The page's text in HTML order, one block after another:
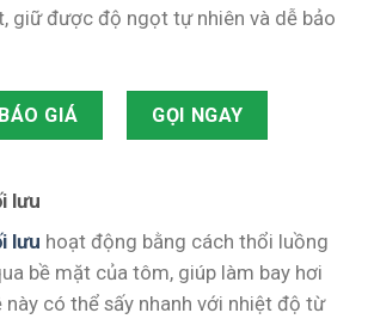
giữ được độ ngọt tự nhiên và dễ bảo
GIÁ GỌI NGAY
lưu
lưu hoạt động bằng cách thổi luồng
bề mặt của tôm, giúp làm bay hơi
này có thể sấy nhanh với nhiệt độ từ